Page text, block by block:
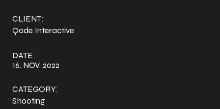
CLIENT:
Qode Interactive
DATE:
16. NOV. 2022
CATEGORY:
Shooting